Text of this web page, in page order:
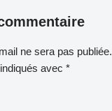
ne sera pas publiée.
avec *